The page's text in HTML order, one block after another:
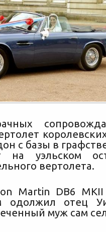
с базы в
на уэльском
вертолета.
Martin DB6 MKII
одолжил отец
муж сам